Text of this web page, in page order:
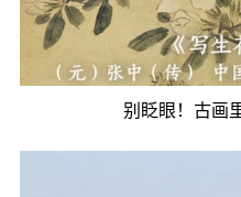
别眨眼！古画